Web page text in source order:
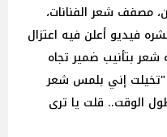
مصفف شعر الفنانات،
فيديو أعلن فيه اعتزال
شعر بتأنيب ضمير تجاه
"تخيلت إني بلمس شعر
الوقت.. قلت يا ترى